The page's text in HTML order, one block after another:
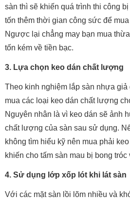
sàn thì sẽ khiến quá trình thi công
tốn thêm thời gian công sức để
Ngược lại chẳng may bạn mua
tốn kém về tiền bạc.
3. Lựa chọn keo dán chất lượng
Theo kinh nghiệm lắp sàn nhựa giả
mua các loại keo dán chất lượng
Nguyên nhân là vì keo dán sẽ ảnh
chất lượng của sàn sau sử dụng.
không tìm hiểu kỹ nên mua phải
khiến cho tấm sàn mau bị bong
4. Sử dụng lớp xốp lót khi lát sàn
Với các mặt sàn lồi lõm nhiều và